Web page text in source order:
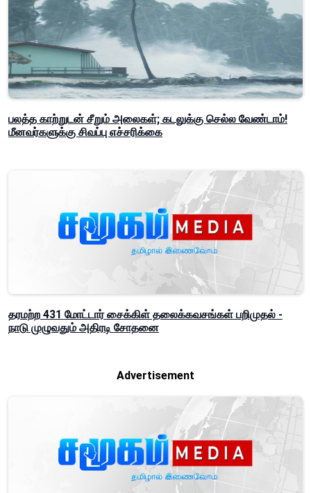
பலத்த காற்றுடன் சீறும் அலைகள்; கடலுக்கு செல்ல வேண்டாம்!
மீனவர்களுக்கு சிவப்பு எச்சரிக்கை
தரமற்ற 431 மோட்டார் சைக்கிள் தலைக்கவசங்கள் பறிமுதல் -
நாடு முழுவதும் அதிரடி சோதனை
Advertisement